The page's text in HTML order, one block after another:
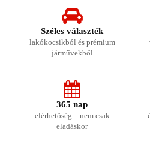
Széles választék
lakókocsikból és prémium
járművekből
365 nap
elérhetőség – nem csak
eladáskor